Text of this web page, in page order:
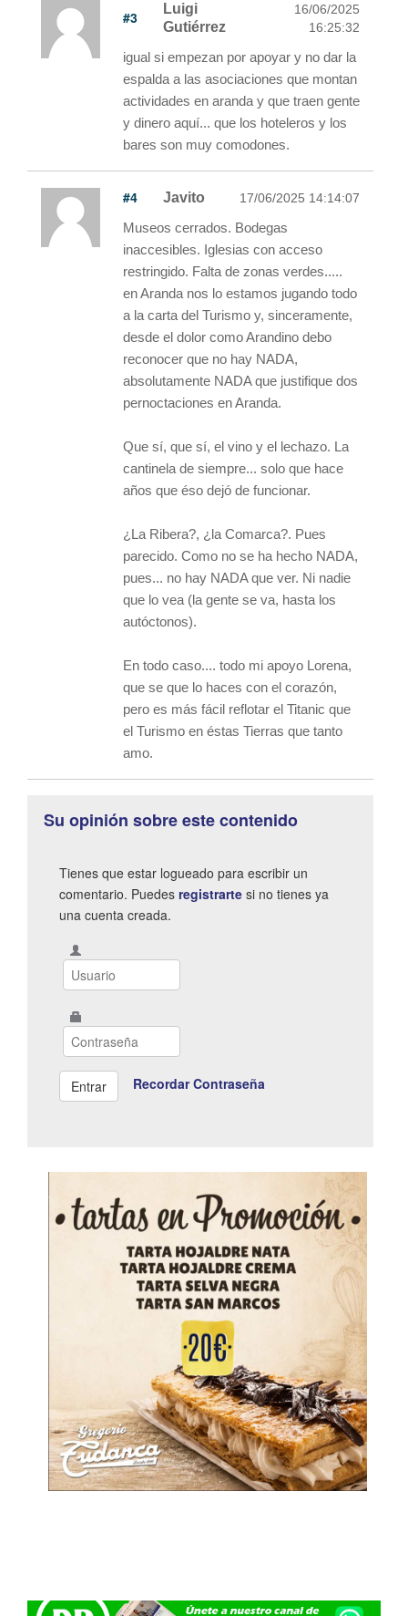
#3
Luigi
Gutiérrez
16/06/2025
16:25:32
igual si empezan por apoyar y no dar la
espalda a las asociaciones que montan
actividades en aranda y que traen gente
y dinero aquí... que los hoteleros y los
bares son muy comodones.
#4 Javito 17/06/2025 14:14:07
Museos cerrados. Bodegas
inaccesibles. Iglesias con acceso
restringido. Falta de zonas verdes.....
en Aranda nos lo estamos jugando todo
a la carta del Turismo y, sinceramente,
desde el dolor como Arandino debo
reconocer que no hay NADA,
absolutamente NADA que justifique dos
pernoctaciones en Aranda.
Que sí, que sí, el vino y el lechazo. La
cantinela de siempre... solo que hace
años que éso dejó de funcionar.
¿La Ribera?, ¿la Comarca?. Pues
parecido. Como no se ha hecho NADA,
pues... no hay NADA que ver. Ni nadie
que lo vea (la gente se va, hasta los
autóctonos).
En todo caso.... todo mi apoyo Lorena,
que se que lo haces con el corazón,
pero es más fácil reflotar el Titanic que
el Turismo en éstas Tierras que tanto
amo.
Su opinión sobre este contenido
Tienes que estar logueado para escribir un
comentario. Puedes registrarte si no tienes ya
una cuenta creada.
Recordar Contraseña